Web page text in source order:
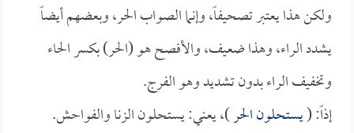
ولكن هذا يعتبر تصحيفاً، وإنما الصواب الحر، وبعضهم أيضاً
يشدد الراء، وهذا ضعيف، والأفصح هو (الحر) بكسر الحاء
وتخفيف الراء بدون تشديد وهو الفرج.
إذاً: (يستحلون الحر)، يعني: يستحلون الزنا والفواحش.